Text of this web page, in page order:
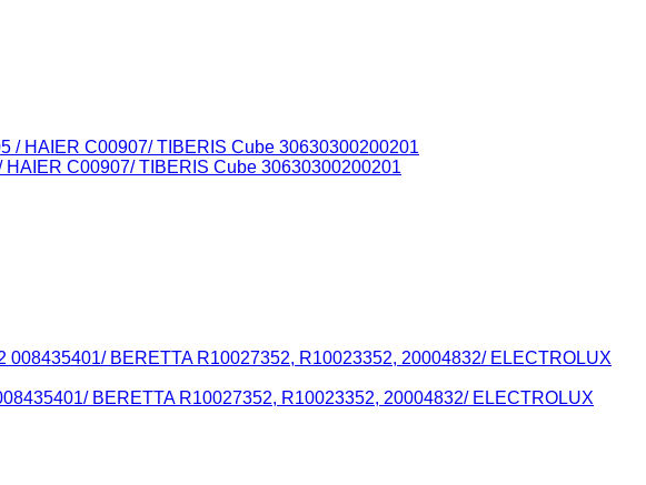
C00907/ TIBERIS Cube 30630300200201
BERETTA R10027352, R10023352, 20004832/ ELECTROLUX